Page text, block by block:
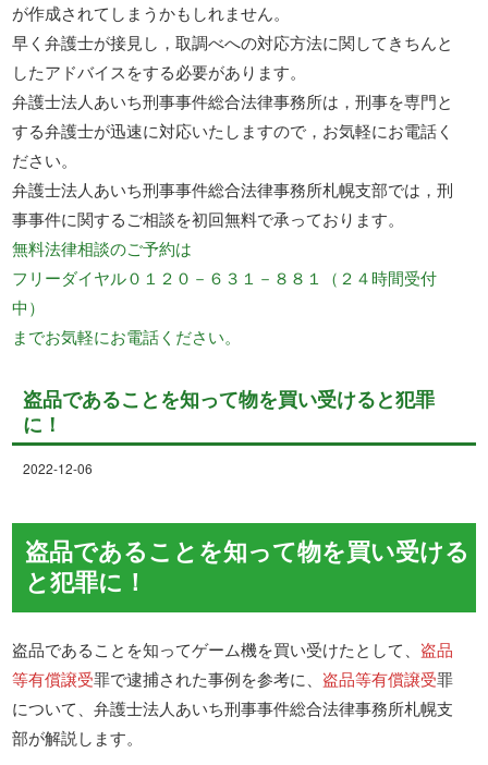
が作成されてしまうかもしれません。
早く弁護士が接見し，取調べへの対応方法に関してきちんと
したアドバイスをする必要があります。
弁護士法人あいち刑事事件総合法律事務所は，刑事を専門と
する弁護士が迅速に対応いたしますので，お気軽にお電話く
ださい。
弁護士法人あいち刑事事件総合法律事務所札幌支部では，刑
事事件に関するご相談を初回無料で承っております。
無料法律相談のご予約は
フリーダイヤル０１２０－６３１－８８１（２４時間受付
中）
までお気軽にお電話ください。
盗品であることを知って物を買い受けると犯罪
に！
2022-12-06
盗品であることを知って物を買い受ける
と犯罪に！
盗品であることを知ってゲーム機を買い受けたとして、 盗品
等有償譲受罪で逮捕された事例を参考に、 盗品等有償譲受罪
について、弁護士法人あいち刑事事件総合法律事務所札幌支
部が解説します。